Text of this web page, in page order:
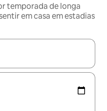
temporada de longa
em casa em estadias
disponíveis, explore-os